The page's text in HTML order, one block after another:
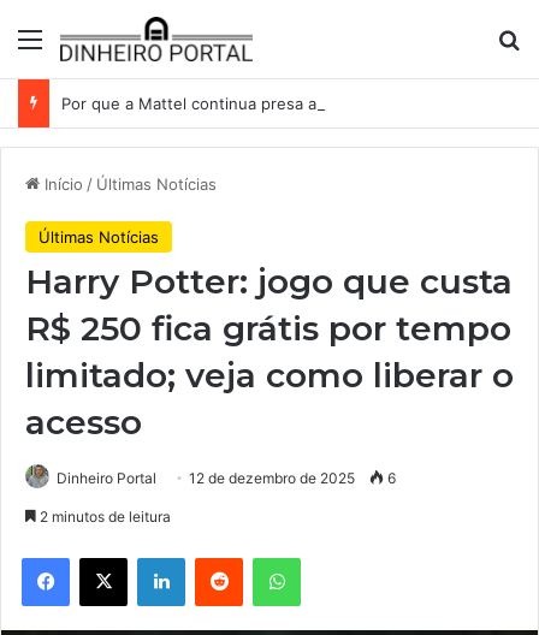
Menu
Início / Últimas Notícias
Últimas Notícias
Harry Potter: jogo que custa
R$ 250 fica grátis por tempo
limitado; veja como liberar o
acesso
Dinheiro Portal 12 de dezembro de 2025 6
2 minutos de leitura
Facebook
X LinkedinReddit WhatsApp